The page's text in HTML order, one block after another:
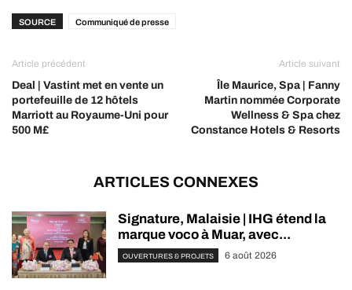
SOURCE Communiqué de presse
Article précédent
Deal | Vastint met en vente un
portefeuille de 12 hôtels
Marriott au Royaume-Uni pour
500 M£
Article suivant
Île Maurice, Spa | Fanny
Martin nommée Corporate
Wellness & Spa chez
Constance Hotels & Resorts
ARTICLES CONNEXES
Signature, Malaisie | IHG étend la
marque voco à Muar, avec...
OUVERTURES & PROJETS 6 août 2026